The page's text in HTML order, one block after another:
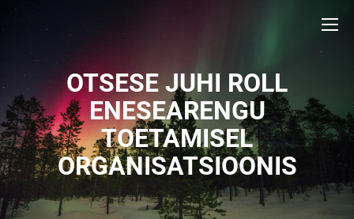
OTSESE JUHI ROLL
ENESEARENGU
TOETAMISEL
ORGANISATSIOONIS